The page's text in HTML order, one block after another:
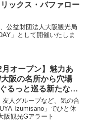
ックス・バファロー
公益財団法人大阪観光局
」として開催いたしま
月オープン】魅力あ
大阪の名所から穴場
るっと巡る新たな旅
人グループなど、気の合
Izumisano」でひと休
阪観光Gアラート